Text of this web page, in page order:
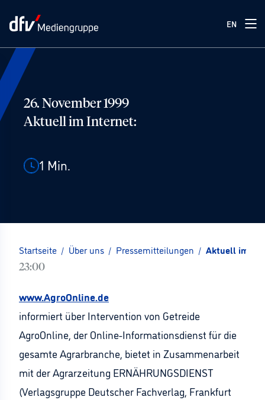
EN
26. November 1999
Aktuell im Internet:
1 Min.
Startseite / Über uns / Pressemitteilungen / Aktuell im
23:00
www.AgroOnline.de
informiert über Intervention von Getreide
AgroOnline, der Online-Informationsdienst für die
gesamte Agrarbranche, bietet in Zusammenarbeit
mit der Agrarzeitung ERNÄHRUNGSDIENST
(Verlagsgruppe Deutscher Fachverlag, Frankfurt